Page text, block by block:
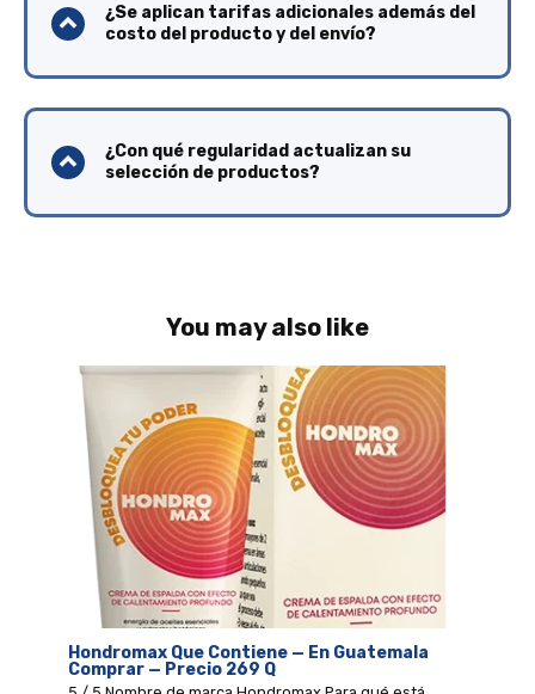
¿Se aplican tarifas adicionales además del
costo del producto y del envío?
¿Con qué regularidad actualizan su
selección de productos?
You may also like
Hondromax Que Contiene — En Guatemala
Comprar — Precio 269 Q